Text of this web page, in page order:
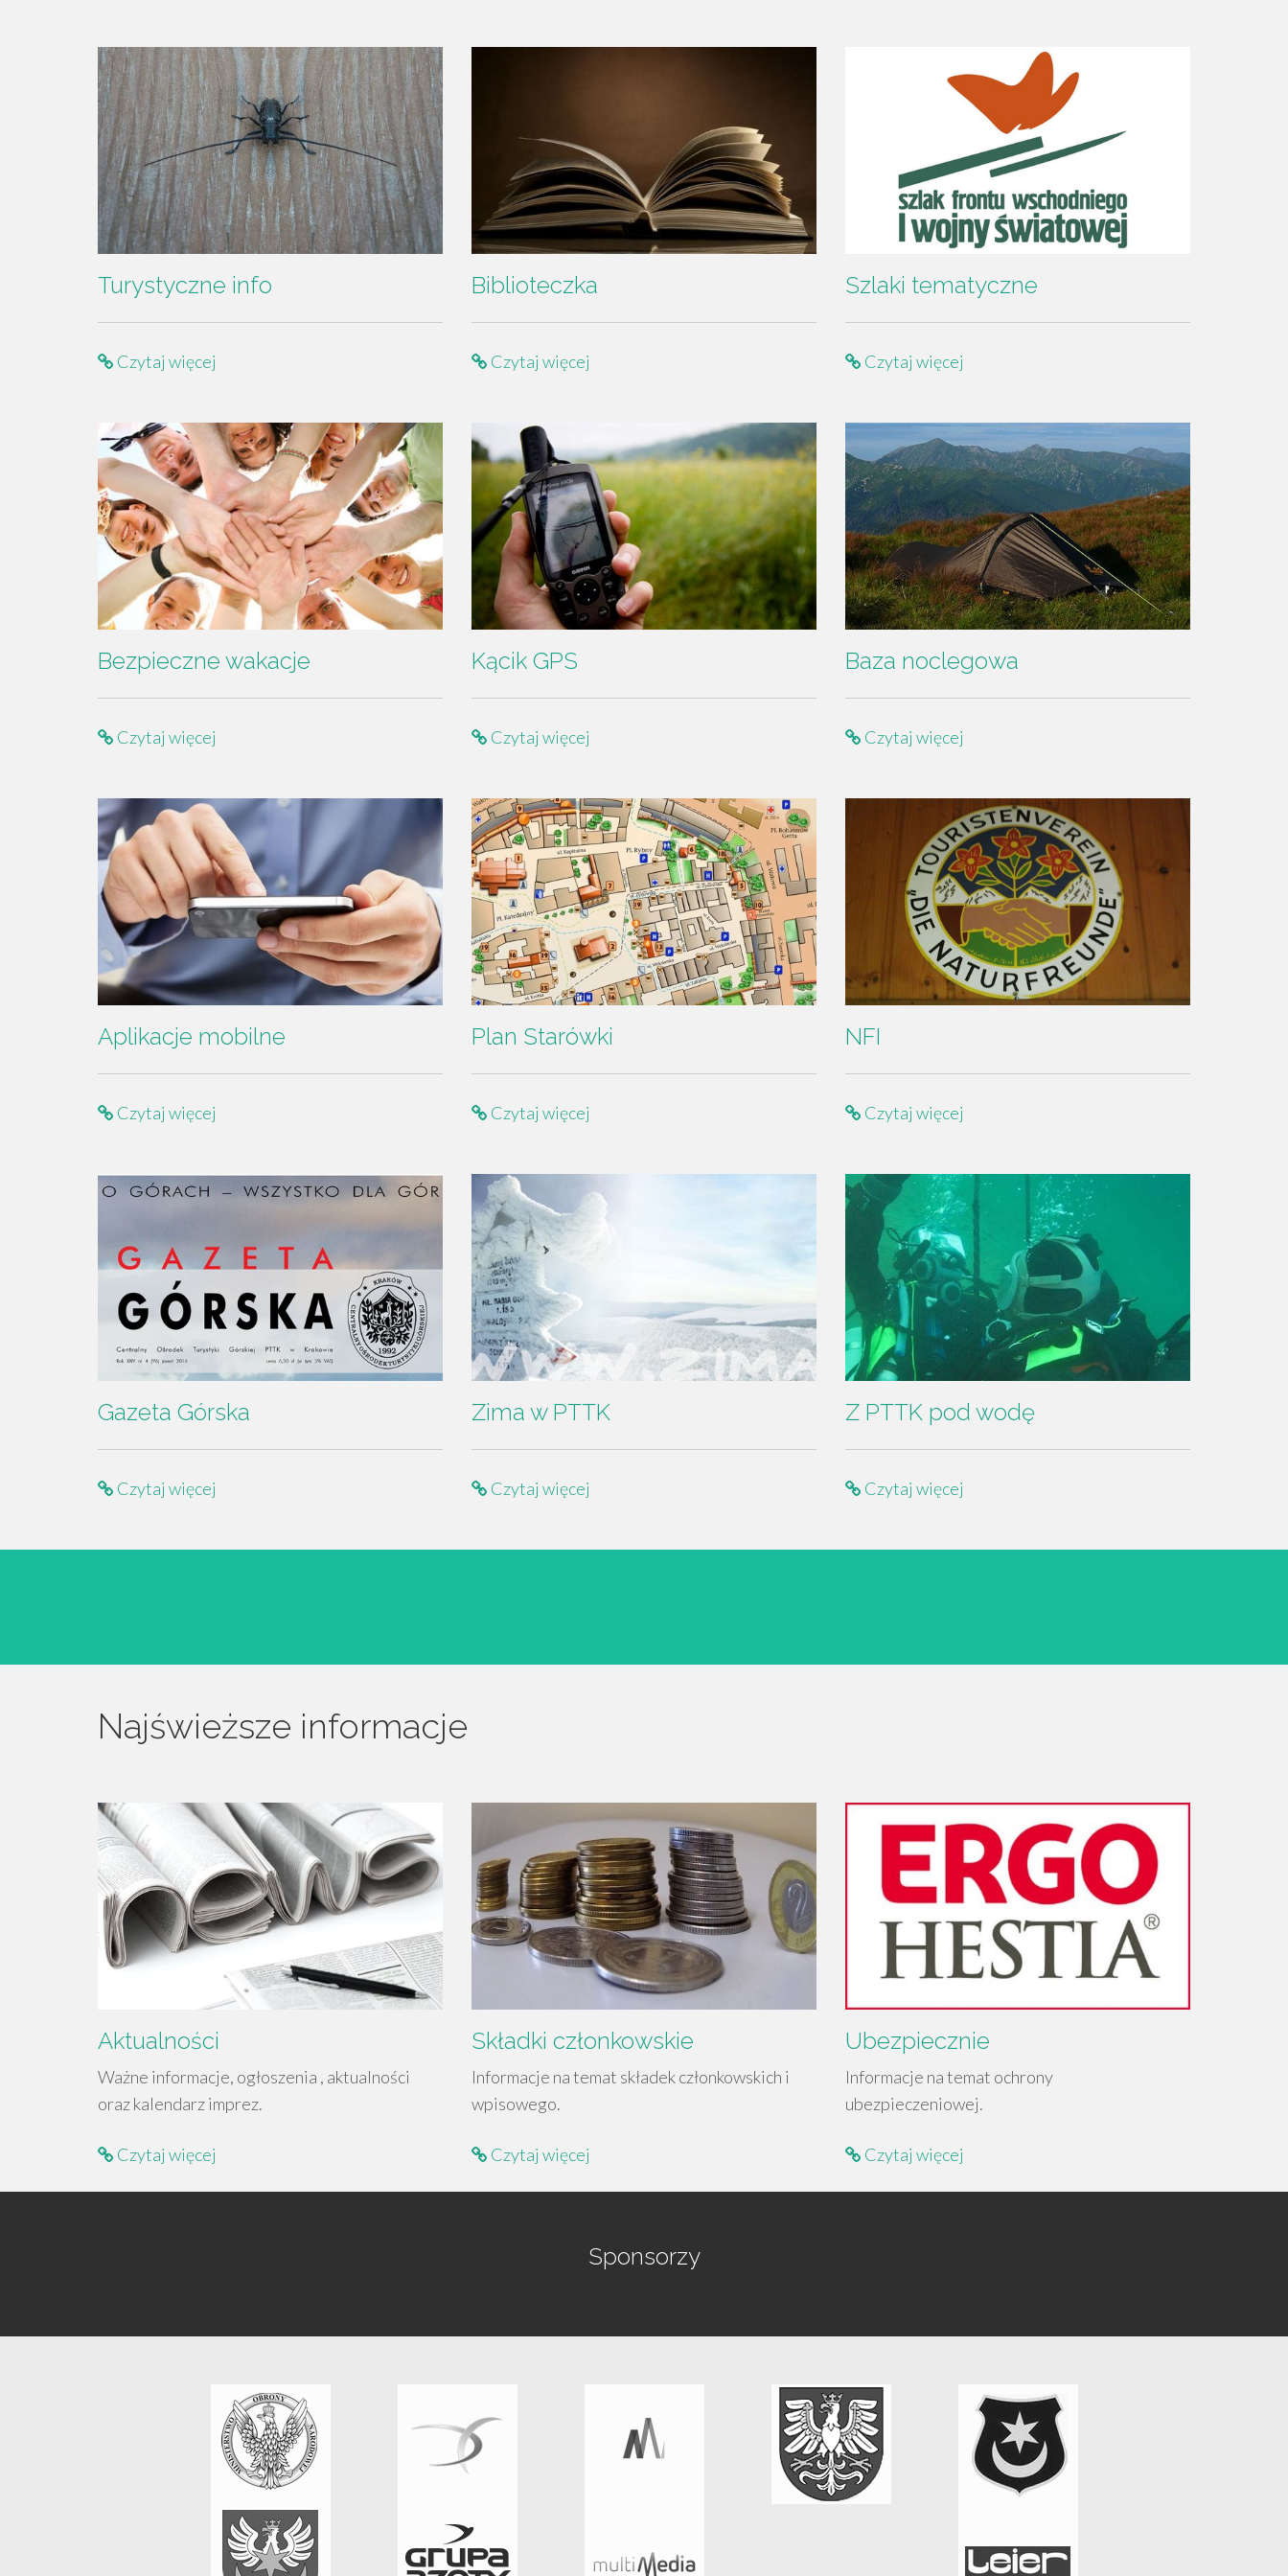
Turystyczne info
Czytaj więcej
Biblioteczka
Czytaj więcej
Szlaki tematyczne
Czytaj więcej
Bezpieczne wakacje
Czytaj więcej
Kącik GPS
Czytaj więcej
Baza noclegowa
Czytaj więcej
Aplikacje mobilne
Czytaj więcej
Plan Starówki
Czytaj więcej
NFI
Czytaj więcej
Gazeta Górska
Czytaj więcej
Zima w PTTK
Czytaj więcej
Z PTTK pod wodę
Czytaj więcej
Najświeższe informacje
Aktualności
Ważne informacje, ogłoszenia , aktualności
oraz kalendarz imprez.
Czytaj więcej
Składki członkowskie
Informacje na temat składek członkowskich i
wpisowego.
Czytaj więcej
Ubezpiecznie
Informacje na temat ochrony
ubezpieczeniowej.
Czytaj więcej
Sponsorzy